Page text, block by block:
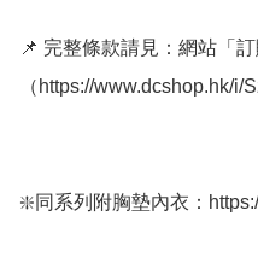
📌 完整條款請見：網站「
（https://www.dcshop.hk/i/
❇️同系列附胸墊內衣：